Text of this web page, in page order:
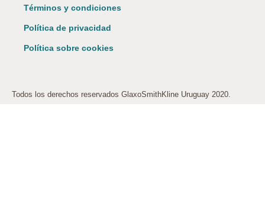
Términos y condiciones
Política de privacidad
Política sobre cookies
Todos los derechos reservados GlaxoSmithKline Uruguay 2020.